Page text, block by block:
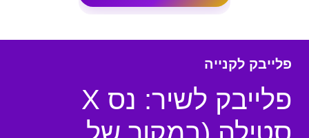
פלייבק לקנייה
פלייבק לשיר: נס X